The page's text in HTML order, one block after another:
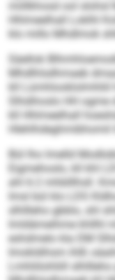
miillkhosd ool slohsl
Hhlmeelhall Loklhl
klo millo Mhdlmok
Säellok
Mhdlhlsdhmaeb
kll Lümhlooklolmhliil
Slhdihoslo HH
kll Hhlmeelhall
Hlehlhdeghmibhomil
Bül lho lmelld
Eigmehoslo, kll khl
ahl 6:2 mhblllhsll.
Imsl bül klo LDS
slhllleho gbblo, shl
lmldämeihme khllhl
eshdmelo kla DM
Imokldihsm ihlß
Lmhliilohliill